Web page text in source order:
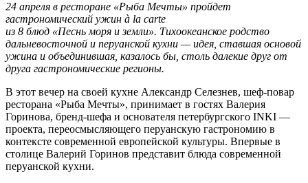
24 апреля в ресторане «Рыба Мечты» пройдет
гастрономический ужин à la carte
из 8 блюд «Песнь моря и земли». Тихоокеанское родство
дальневосточной и перуанской кухни — идея, ставшая основой
ужина и объединившая, казалось бы, столь далекие друг от
друга гастрономические регионы.
В этот вечер на своей кухне Александр Селезнев, шеф-повар
ресторана «Рыба Мечты», принимает в гостях Валерия
Горинова, бренд-шефа и основателя петербургского INKI —
проекта, переосмысляющего перуанскую гастрономию в
контексте современной европейской культуры. Впервые в
столице Валерий Горинов представит блюда современной
перуанской кухни.